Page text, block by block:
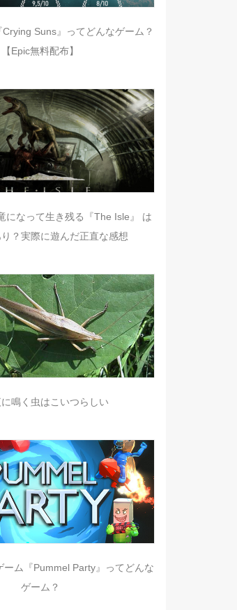
Suns』ってどんなゲーム？
【Epic無料配布】
になって生き残る『The Isle』 は
？実際に遊んだ正直な感想
鳴く虫はこいつらしい
ーム『Pummel Party』ってどんな
ゲーム？